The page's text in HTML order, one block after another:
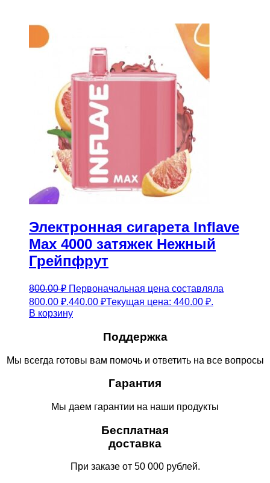
Электронная сигарета Inflave
Max 4000 затяжек Нежный
Грейпфрут
800.00₽ Первоначальная цена составляла
800.00 ₽.440.00 ₽Текущая цена: 440.00 ₽.
В корзину
Поддержка
Мы всегда готовы вам помочь и ответить на все вопросы
Гарантия
Мы даем гарантии на наши продукты
Бесплатная
доставка
При заказе от 50 000 рублей.